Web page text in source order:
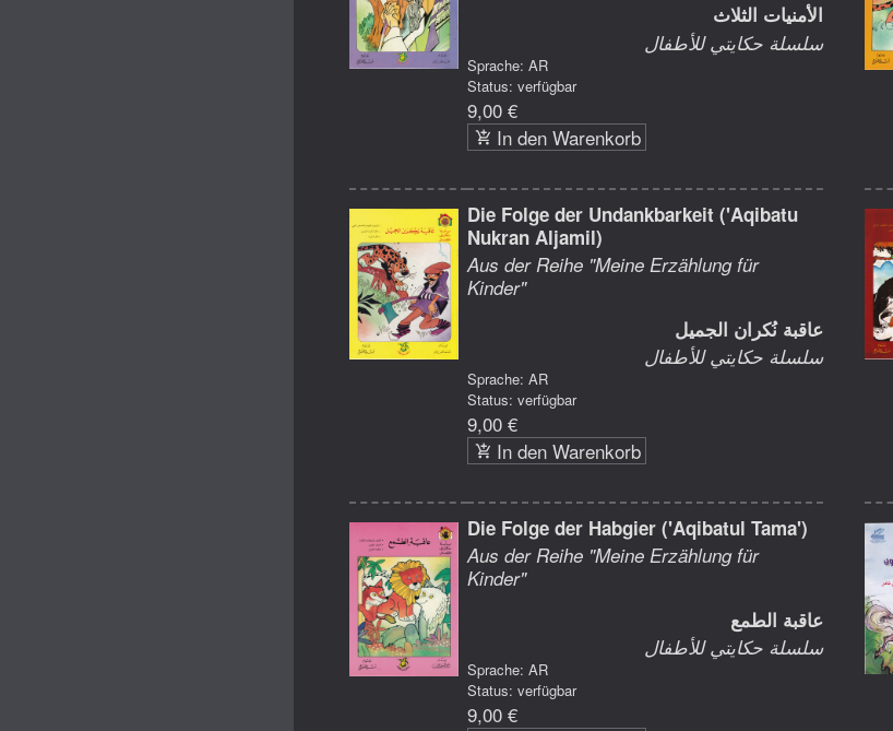
الأمنيات الثلاث
سلسلة حكايتي للأطفال
Sprache: AR
Status: verfügbar
9,00 €
In den Warenkorb
Die Folge der Undankbarkeit ('Aqibatu
Nukran Aljamil)
Aus der Reihe "Meine Erzählung für
Kinder"
عاقبة نُكران الجميل
سلسلة حكايتي للأطفال
Sprache: AR
Status: verfügbar
9,00 €
In den Warenkorb
Die Folge der Habgier ('Aqibatul Tama')
Aus der Reihe "Meine Erzählung für
Kinder"
عاقبة الطمع
سلسلة حكايتي للأطفال
Sprache: AR
Status: verfügbar
9,00 €